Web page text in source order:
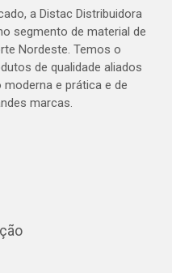
a Distac Distribuidora
segmento de material de
Nordeste. Temos o
de qualidade aliados
e prática e de
marcas.